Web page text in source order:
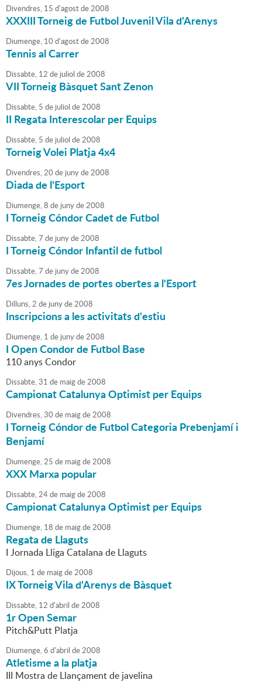
Divendres, 15 d'agostde2008
XXXIII Torneig de Futbol Juvenil Vila d'Arenys
Diumenge, 10 d'agostde2008
Tennis al Carrer
Dissabte, 12 de juliol de2008
VII Torneig Bàsquet Sant Zenon
Dissabte, 5 de juliol de2008
II Regata Interescolar per Equips
Dissabte, 5 de juliol de2008
Torneig Volei Platja 4x4
Divendres,20 de junyde2008
Diada de l'Esport
Diumenge,8 de junyde2008
I Torneig Cóndor Cadet de Futbol
Dissabte,7 de junyde2008
I Torneig Cóndor Infantil de futbol
Dissabte,7 de junyde2008
7es Jornades de portes obertes a l'Esport
Dilluns,2 de junyde2008
Inscripcions a les activitats d'estiu
Diumenge, 1 de junyde2008
I Open Condor de Futbol Base
110 anys Condor
Dissabte,31 de maigde2008
Campionat Catalunya Optimist per Equips
Divendres,30 de maigde2008
I Torneig Cóndor de Futbol Categoria Prebenjamí i
Benjamí
Diumenge,25 de maigde2008
XXX Marxa popular
Dissabte,24de maigde2008
Campionat Catalunya Optimist per Equips
Diumenge, 18 de maigde2008
Regata de Llaguts
I Jornada Lliga Catalana de Llaguts
Dijous, 1 de maigde2008
IX Torneig Vila d'Arenys de Bàsquet
Dissabte, 12 d'abril de2008
1r Open Semar
Pitch&Putt Platja
Diumenge,6 d'abril de2008
Atletisme a la platja
III Mostra de Llançament de javelina